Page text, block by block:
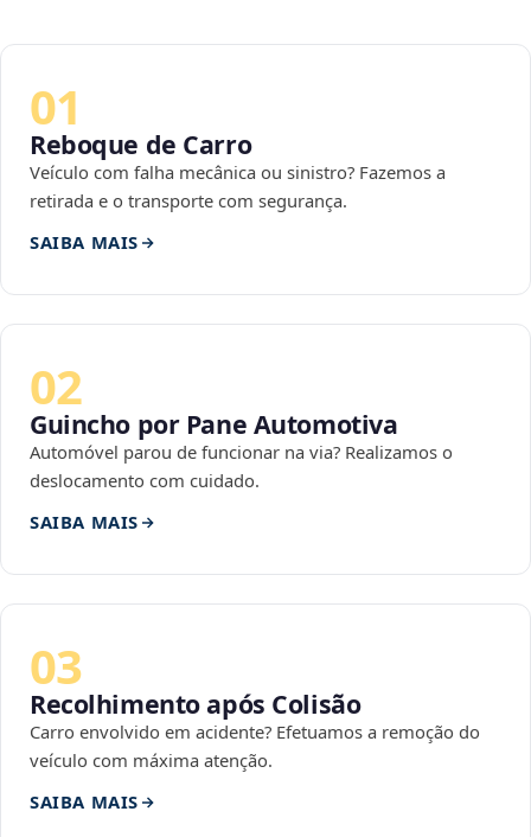
01
Reboque de Carro
Veículo com falha mecânica ou sinistro? Fazemos a
retirada e o transporte com segurança.
SAIBA MAIS
02
Guincho por Pane Automotiva
Automóvel parou de funcionar na via? Realizamos o
deslocamento com cuidado.
SAIBA MAIS
03
Recolhimento após Colisão
Carro envolvido em acidente? Efetuamos a remoção do
veículo com máxima atenção.
SAIBA MAIS